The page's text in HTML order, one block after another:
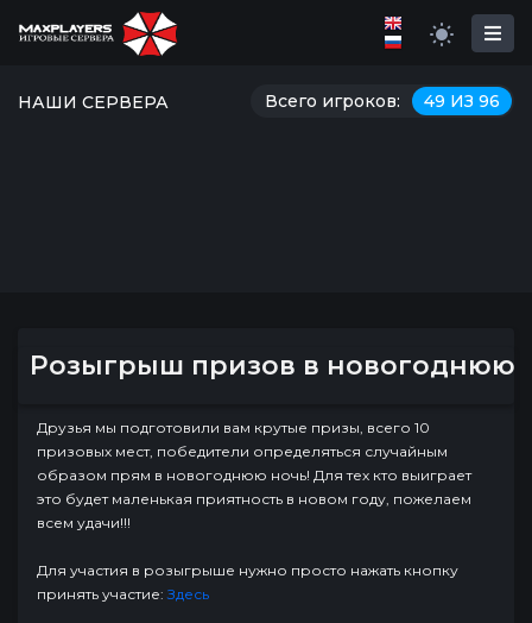
Всего игроков: 49 ИЗ 96
НАШИ СЕРВЕРА
Розыгрыш призов в новогоднюю
Друзья мы подготовили вам крутые призы, всего 10
призовых мест, победители определяться случайным
образом прям в новогоднюю ночь! Для тех кто выиграет
это будет маленькая приятность в новом году, пожелаем
всем удачи!!!
Для участия в розыгрыше нужно просто нажать кнопку
принять участие:Здесь